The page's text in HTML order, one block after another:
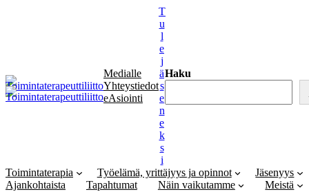
Medialle
Yhteystiedot
eAsiointi
T
u
l
e
j
ä
s
e
n
e
k
s
i
Haku
Toimintaterapia Työelämä, yrittäjyys ja opinnot
Jäsenyys
Ajankohtaista
Tapahtumat Näin vaikutamme Meistä